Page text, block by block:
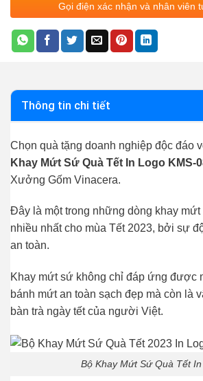
Gọi điện xác nhận và nhân viên
Thông tin chi tiết
Chọn quà tặng doanh nghiệp độc đáo
Khay Mứt Sứ Quà Tết In Logo KMS-
Xưởng Gốm Vinacera.
Đây là một trong những dòng khay
nhiều nhất cho mùa Tết 2023, bởi sự
an toàn.
Khay mứt sứ không chỉ đáp ứng được
bánh mứt an toàn sạch đẹp mà còn là
bàn trà ngày tết của người Việt.
Bộ Khay Mứt Sứ Quà Tết